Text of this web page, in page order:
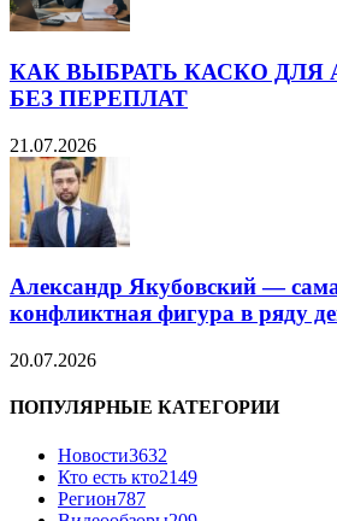
КАК ВЫБРАТЬ КАСКО
БЕЗ ПЕРЕПЛАТ
21.07.2026
Александр Якубовский —
конфликтная фигура в ряду
20.07.2026
ПОПУЛЯРНЫЕ КАТЕГОРИИ
Новости3632
Кто есть кто2149
Регион787